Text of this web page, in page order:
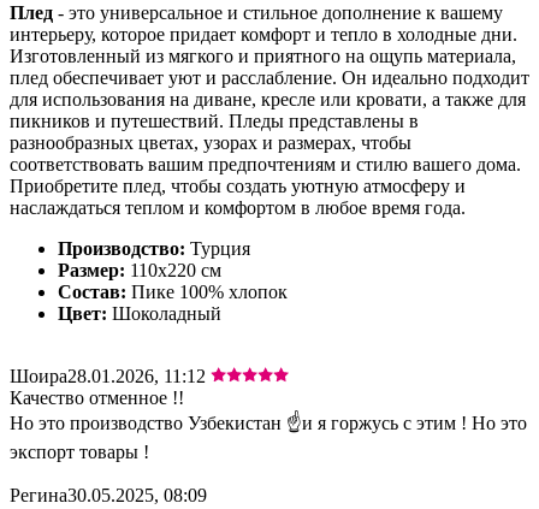
Плед - это универсальное и стильное дополнение к вашему
интерьеру, которое придает комфорт и тепло в холодные дни.
Изготовленный из мягкого и приятного на ощупь материала,
плед обеспечивает уют и расслабление. Он идеально подходит
для использования на диване, кресле или кровати, а также для
пикников и путешествий. Пледы представлены в
разнообразных цветах, узорах и размерах, чтобы
соответствовать вашим предпочтениям и стилю вашего дома.
Приобретите плед, чтобы создать уютную атмосферу и
наслаждаться теплом и комфортом в любое время года.
Производство: Турция
Размер: 110х220 см
Состав: Пике 100% хлопок
Цвет: Шоколадный
Шоира28.01.2026, 11:12
Качество отменное !!
Но это производство Узбекистан ☝️и я горжусь с этим ! Но это
экспорт товары !
Регина30.05.2025, 08:09